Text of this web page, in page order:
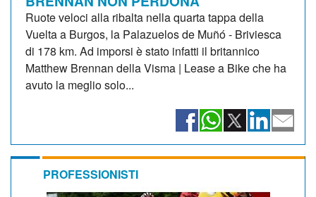
Ruote veloci alla ribalta nella quarta tappa della
Vuelta a Burgos, la Palazuelos de Muñó - Briviesca
di 178 km. Ad imporsi è stato infatti il britannico
Matthew Brennan della Visma | Lease a Bike che ha
avuto la meglio solo...
PROFESSIONISTI